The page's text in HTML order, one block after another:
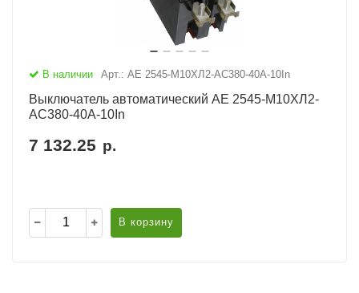
В наличии Арт.: АЕ 2545-М10ХЛ2-AC380-40А-10In
Выключатель автоматический АЕ 2545-М10ХЛ2-
AC380-40А-10In
7 132.25 р.
В корзину